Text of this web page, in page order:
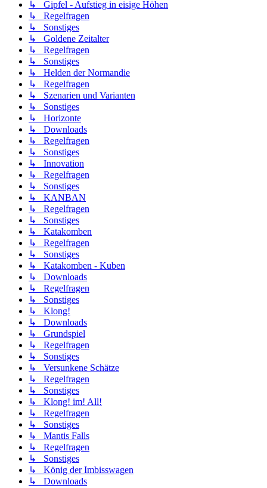
↳ Gipfel - Aufstieg in eisige Höhen
↳ Regelfragen
↳ Sonstiges
↳ Goldene Zeitalter
↳ Regelfragen
↳ Sonstiges
↳ Helden der Normandie
↳ Regelfragen
↳ Szenarien und Varianten
↳ Sonstiges
↳ Horizonte
↳ Downloads
↳ Regelfragen
↳ Sonstiges
↳ Innovation
↳ Regelfragen
↳ Sonstiges
↳ KANBAN
↳ Regelfragen
↳ Sonstiges
↳ Katakomben
↳ Regelfragen
↳ Sonstiges
↳ Katakomben - Kuben
↳ Downloads
↳ Regelfragen
↳ Sonstiges
↳ Klong!
↳ Downloads
↳ Grundspiel
↳ Regelfragen
↳ Sonstiges
↳ Versunkene Schätze
↳ Regelfragen
↳ Sonstiges
↳ Klong! im! All!
↳ Regelfragen
↳ Sonstiges
↳ Mantis Falls
↳ Regelfragen
↳ Sonstiges
↳ König der Imbisswagen
↳ Downloads